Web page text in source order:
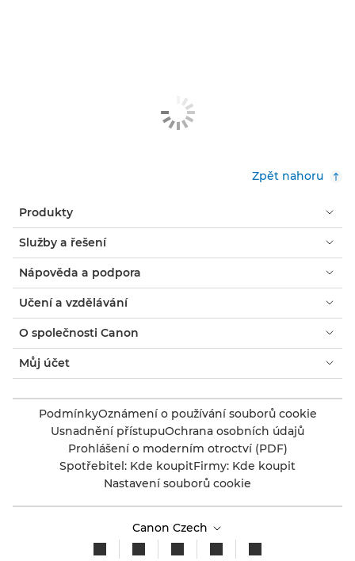
Zpět nahoru
Produkty
Služby a řešení
Nápověda a podpora
Učení a vzdělávání
O společnosti Canon
Můj účet
PodmínkyOznámení o používání souborů cookie
Usnadnění přístupuOchrana osobních údajů
Prohlášení o moderním otroctví (PDF)
Spotřebitel: Kde koupitFirmy: Kde koupit
Nastavení souborů cookie
Canon Czech